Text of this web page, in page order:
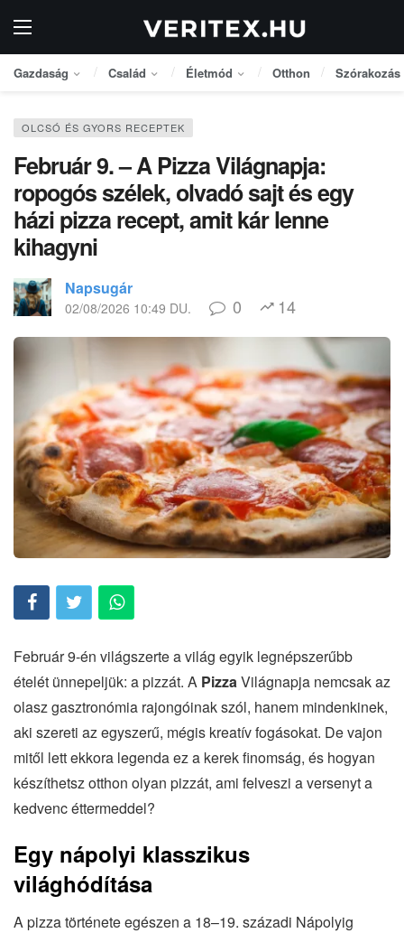
Gazdaság Család Életmód Otthon Szórakozás
OLCSÓ ÉS GYORS RECEPTEK
Február 9. – A Pizza Világnapja:
ropogós szélek, olvadó sajt és egy
házi pizza recept, amit kár lenne
kihagyni
Napsugár
02/08/2026 10:49 DU. 0 14
Február 9-én világszerte a világ egyik legnépszerűbb
ételét ünnepeljük: a pizzát. A PizzaVilágnapja nemcsak az
olasz gasztronómia rajongóinak szól, hanem mindenkinek,
aki szereti az egyszerű, mégis kreatív fogásokat. De vajon
mitől lett ekkora legenda ez a kerek finomság, és hogyan
készíthetsz otthon olyan pizzát, ami felveszi a versenyt a
kedvenc éttermeddel?
Egy nápolyi klasszikus
világhódítása
A pizza története egészen a 18–19. századi Nápolyig